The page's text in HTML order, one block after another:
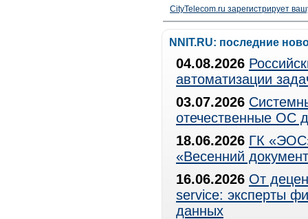
CityTelecom.ru зарегистрирует
NNIT.RU: последние
04.08.2026
автоматизации
03.07.2026
отечественные ОС
18.06.2026 ГК
«Весенний
16.06.2026 От
service: эксперты
данных